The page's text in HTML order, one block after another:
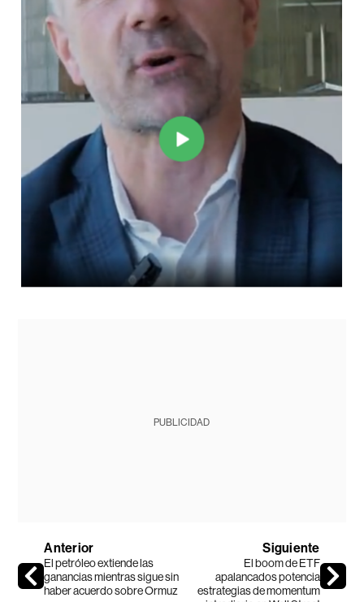
PUBLICIDAD
Anterior
El petróleo extiende las
ganancias mientras sigue sin
haber acuerdo sobre Ormuz
Siguiente
El boom de ETF
apalancados potencia
estrategias de momentum